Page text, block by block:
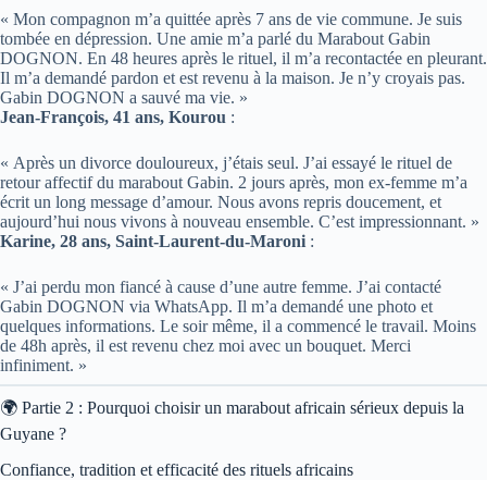
« Mon compagnon m’a quittée après 7 ans de vie commune. Je suis
tombée en dépression. Une amie m’a parlé du Marabout Gabin
DOGNON. En 48 heures après le rituel, il m’a recontactée en pleurant.
Il m’a demandé pardon et est revenu à la maison. Je n’y croyais pas.
Gabin DOGNON a sauvé ma vie. »
Jean-François, 41 ans, Kourou :
« Après un divorce douloureux, j’étais seul. J’ai essayé le rituel de
retour affectif du marabout Gabin. 2 jours après, mon ex-femme m’a
écrit un long message d’amour. Nous avons repris doucement, et
aujourd’hui nous vivons à nouveau ensemble. C’est impressionnant. »
Karine, 28 ans, Saint-Laurent-du-Maroni :
« J’ai perdu mon fiancé à cause d’une autre femme. J’ai contacté
Gabin DOGNON via WhatsApp. Il m’a demandé une photo et
quelques informations. Le soir même, il a commencé le travail. Moins
de 48h après, il est revenu chez moi avec un bouquet. Merci
infiniment. »
🌍 Partie 2 : Pourquoi choisir un marabout africain sérieux depuis la
Guyane ?
Confiance, tradition et efficacité des rituels africains